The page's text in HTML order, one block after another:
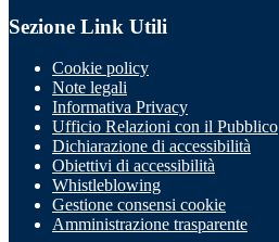
Sezione Link Utili
Cookie policy
Note legali
Informativa Privacy
Ufficio Relazioni con il Pubblico
Dichiarazione di accessibilità
Obiettivi di accessibilità
Whistleblowing
Gestione consensi cookie
Amministrazione trasparente